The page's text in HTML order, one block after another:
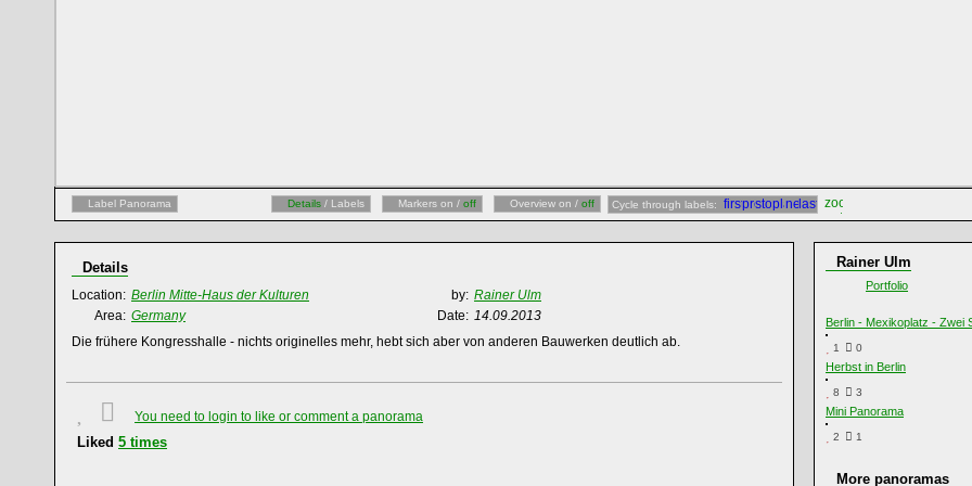
Label Panorama Details / Labels Markers on / off Overview on / off Cycle through labels:
Details
Location: Berlin Mitte-Haus der Kulturen by: Rainer Ulm
Area: Germany Date: 14.09.2013
Die frühere Kongresshalle - nichts originelles mehr, hebt sich aber von anderen Bauwerken deutlich ab.
You need to login to like or comment a panorama
Liked 5 times
Rainer Ulm
Portfolio
Berlin - Mexikoplatz - Zwei
1 0
Herbst in Berlin
8 3
Mini Panorama
2 1
More panoramas